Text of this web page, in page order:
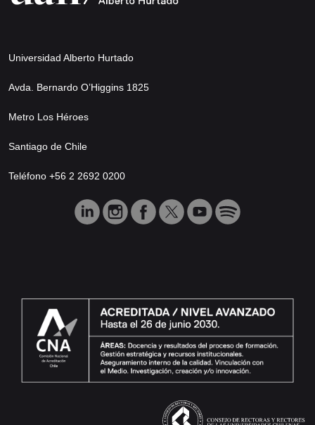
Universidad Alberto Hurtado
Avda. Bernardo O’Higgins 1825
Metro Los Héroes
Santiago de Chile
Teléfono +56 2 2692 0200